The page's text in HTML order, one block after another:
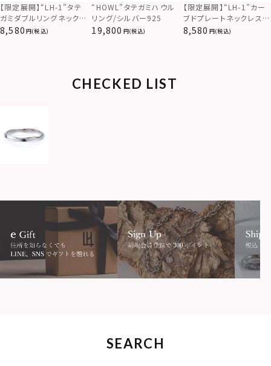
【限定展開】“LH-1”タテ
ガミダブルリングネックレ
ス（ツイスト/シルバー）/
8,580 (税込)
“HOWL”タテガミハウル
リング/シルバー925
19,800 (税込)
【限定展開】“LH-1”カー
ブドプレートネックレス/
サージカルステンレス（金
8,580 (税込)
CHECKED LIST
SEARCH